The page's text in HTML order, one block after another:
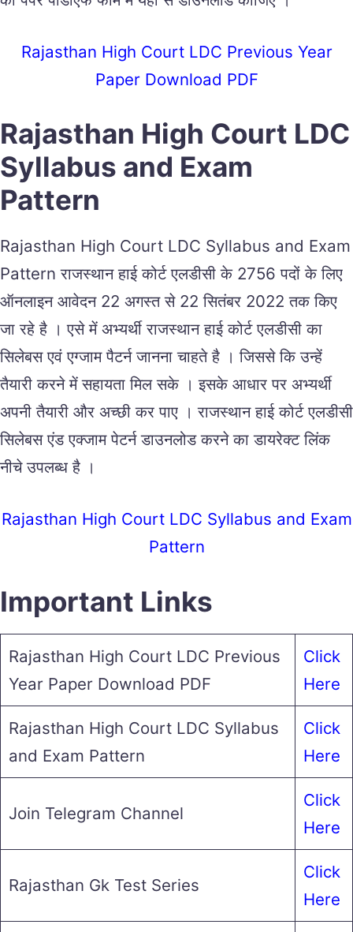
Rajasthan High Court LDC Previous Year
Paper Download PDF
Rajasthan High Court LDC
Syllabus and Exam
Pattern
Rajasthan High Court LDC Syllabus and Exam
Pattern राजस्थान हाई कोर्ट एलडीसी के 2756 पदों के लिए
ऑनलाइन आवेदन 22 अगस्त से 22 सितंबर 2022 तक किए
जा रहे है । एसे में अभ्यर्थी राजस्थान हाई कोर्ट एलडीसी का
सिलेबस एवं एग्जाम पैटर्न जानना चाहते है । जिससे कि उन्हें
तैयारी करने में सहायता मिल सके । इसके आधार पर अभ्यर्थी
अपनी तैयारी और अच्छी कर पाए । राजस्थान हाई कोर्ट एलडीसी
सिलेबस एंड एक्जाम पेटर्न डाउनलोड करने का डायरेक्ट लिंक
नीचे उपलब्ध है ।
Rajasthan High Court LDC Syllabus and Exam
Pattern
Important Links
Rajasthan High Court LDC Previous
Year Paper Download PDF
Click
Here
Rajasthan High Court LDC Syllabus
and Exam Pattern
Click
Here
Join Telegram Channel
Click
Here
Rajasthan Gk Test Series
Click
Here